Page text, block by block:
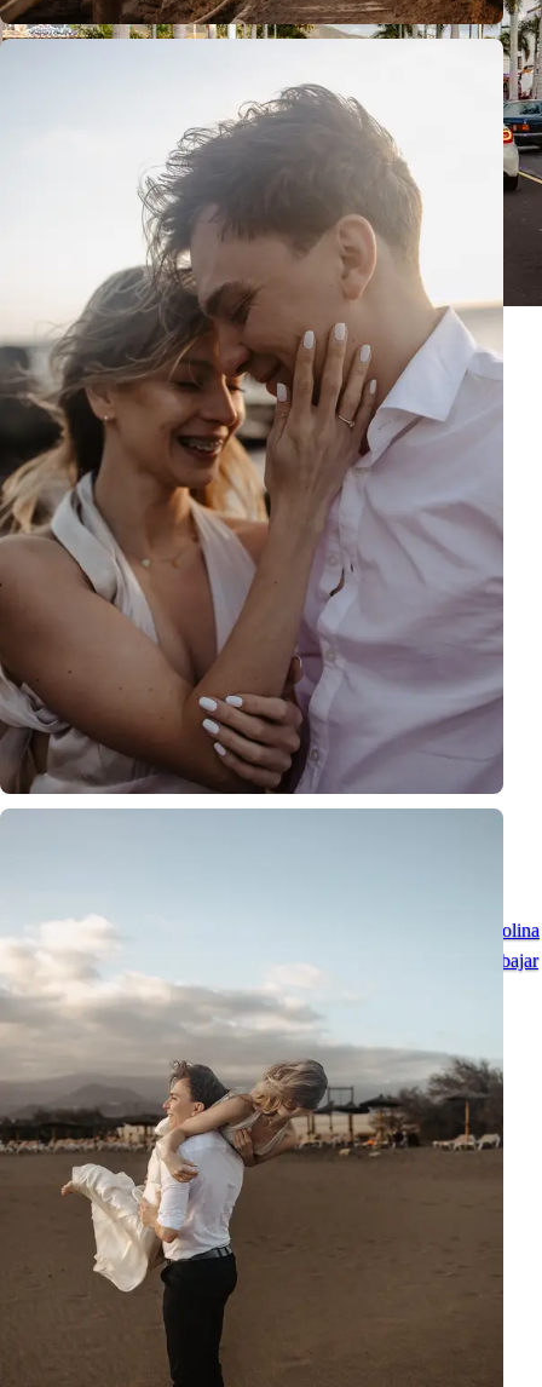
Sesión fotográfica con ambiente urbano en Las Américas con Karolina
Chapko - Tenerife una vez más me mostró por qué me encanta trabajar
aquí como fotógrafa.
Ver todas las publicaciones